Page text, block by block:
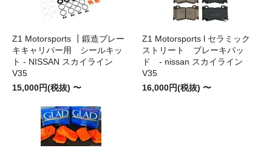
Z1 Motorsports ┃鍛造ブレー
キキャリパー用 シールキッ
ト - NISSAN スカイライン
V35
15,000円(税抜) 〜
Z1 Motorsports l セラミック
ストリート ブレーキパッ
ド - nissan スカイライン
V35
16,000円(税抜) 〜